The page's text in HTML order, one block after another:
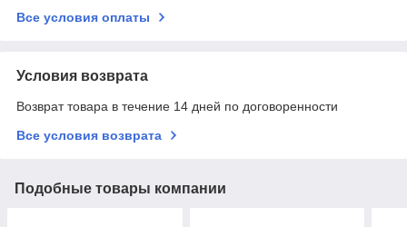
Все условия оплаты
Условия возврата
Возврат товара в течение 14 дней по договоренности
Все условия возврата
Подобные товары компании